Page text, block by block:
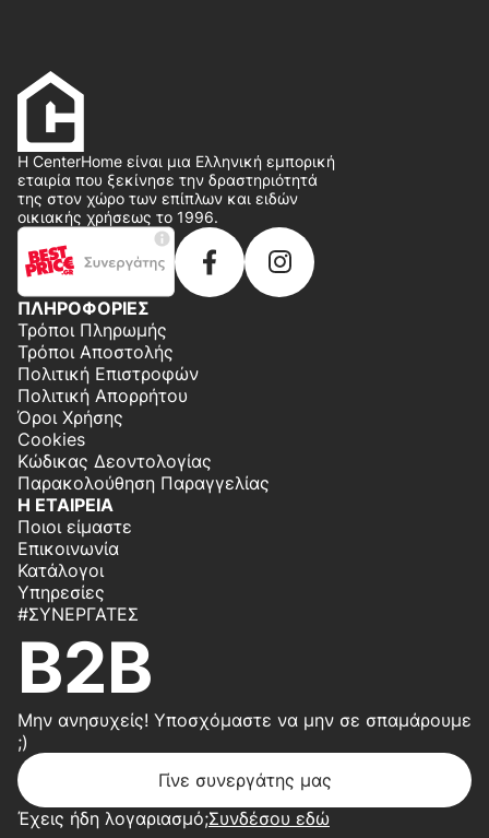
Η CenterHome είναι μια Ελληνική εμπορική
εταιρία που ξεκίνησε την δραστηριότητά
της στον χώρο των επίπλων και ειδών
οικιακής χρήσεως το 1996.
ΠΛΗΡΟΦΟΡΙΕΣ
Τρόποι Πληρωμής
Τρόποι Αποστολής
Πολιτική Επιστροφών
Πολιτική Απορρήτου
Όροι Χρήσης
Cookies
Κώδικας Δεοντολογίας
Παρακολούθηση Παραγγελίας
Η ΕΤΑΙΡΕΙΑ
Ποιοι είμαστε
Επικοινωνία
Κατάλογοι
Υπηρεσίες
#ΣΥΝΕΡΓΆΤΕΣ
B2B
Μην ανησυχείς! Υποσχόμαστε να μην σε σπαμάρουμε
;)
Γίνε συνεργάτης μας
Έχεις ήδη λογαριασμό;Συνδέσου εδώ